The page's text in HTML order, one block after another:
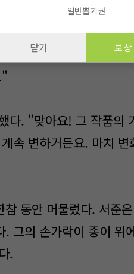
가 말했다. "빛에 따라
다. "맞아요! 그 작품의
속 변하거든요. 마치
동안 머물렀다. 서준
. 그의 손가락이 종이 위
.
일반뽑기권
닫기 보